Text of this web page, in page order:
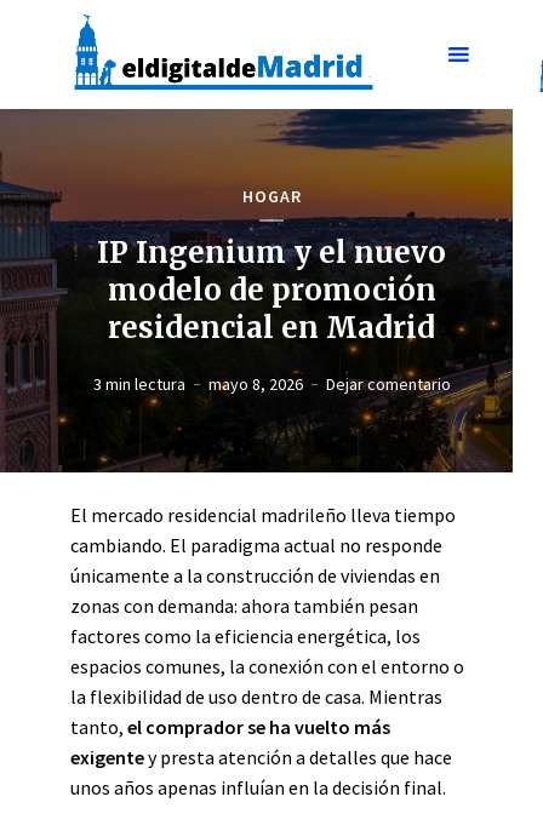
HOGAR
IP Ingenium y el nuevo
modelo de promoción
residencial en Madrid
3 min lectura mayo 8, 2026 Dejar comentario
El mercado residencial madrileño lleva tiempo
cambiando. El paradigma actual no responde
únicamente a la construcción de viviendas en
zonas con demanda: ahora también pesan
factores como la eficiencia energética, los
espacios comunes, la conexión con el entorno o
la flexibilidad de uso dentro de casa. Mientras
tanto, el comprador se ha vuelto más
exigentey presta atención a detalles que hace
unos años apenas influían en la decisión final.